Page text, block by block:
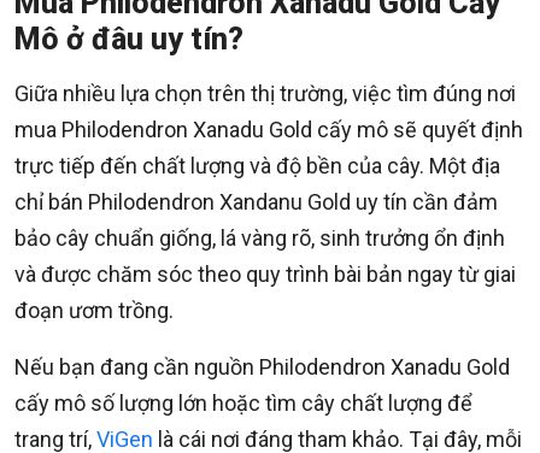
Mô ở đâu uy tín?
Giữa nhiều lựa chọn trên thị trường, việc tìm đúng nơi
mua Philodendron Xanadu Gold cấy mô sẽ quyết định
trực tiếp đến chất lượng và độ bền của cây. Một địa
chỉ bán Philodendron Xandanu Gold uy tín cần đảm
bảo cây chuẩn giống, lá vàng rõ, sinh trưởng ổn định
và được chăm sóc theo quy trình bài bản ngay từ giai
đoạn ươm trồng.
Nếu bạn đang cần nguồn Philodendron Xanadu Gold
cấy mô số lượng lớn hoặc tìm cây chất lượng để
trang trí,ViGen là cái nơi đáng tham khảo. Tại đây, mỗi